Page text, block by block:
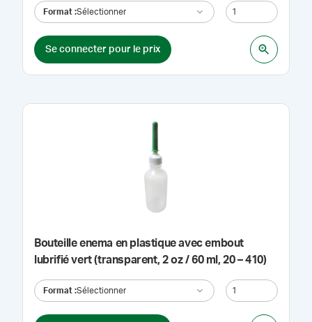
Format :Sélectionner
Se connecter pour le prix
Bouteille enema en plastique avec embout
lubrifié vert (transparent, 2 oz / 60 ml, 20 – 410)
Format :Sélectionner